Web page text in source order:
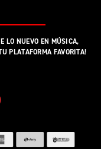
LO NUEVO EN MÚSICA,
PLATAFORMA FAVORITA!